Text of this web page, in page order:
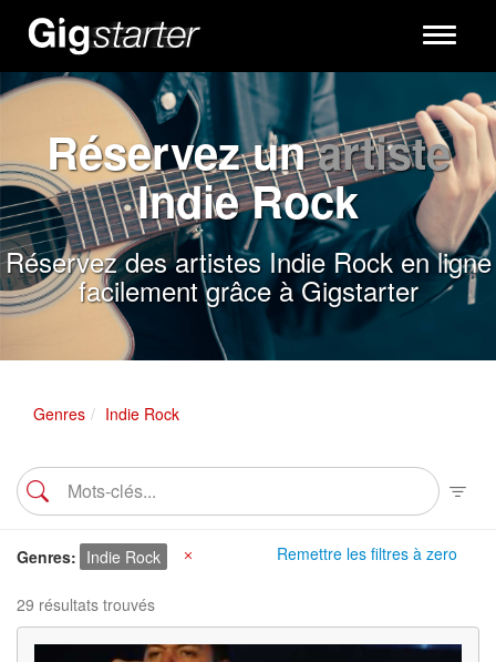
Toggle
Réservez unartiste
Indie Rock
Réservez des artistes Indie Rock en ligne
facilement grâce à Gigstarter
Genres Indie Rock
Remettre les filtres à zero
Genres Indie Rock
29 résultats trouvés